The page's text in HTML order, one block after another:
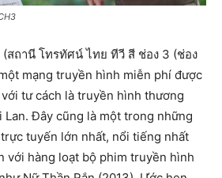
สถานี โทรทัศน์ ไทย ทีวี สี ช่อง 3 (ช่อง
mạng truyền hình miễn phí được
tư cách là truyền hình thương
Lan. Đây cũng là một trong những
tuyến lớn nhất, nổi tiếng nhất
với hàng loạt bộ phim truyền hình